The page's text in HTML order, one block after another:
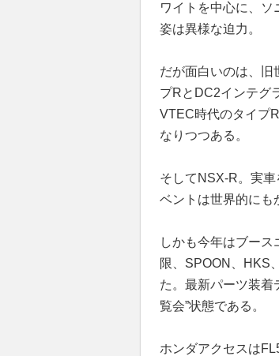
ワイトを中心に、
姿は異様な迫力。
だが面白いのは、旧
プRとDC2インテグ
VTEC時代のタイプ
なりつつある。
そしてNSX-R。実
ベントは世界的にも
しかも今年はブー
限、SPOON、HKS
た。最新パーツ装着
覧会”状態である。
ホンダアクセスは